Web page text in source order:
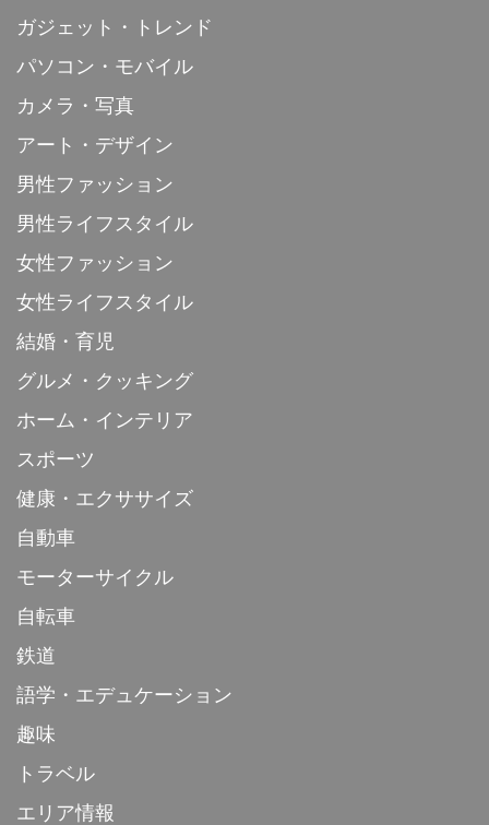
ガジェット・トレンド
パソコン・モバイル
カメラ・写真
アート・デザイン
男性ファッション
男性ライフスタイル
女性ファッション
女性ライフスタイル
結婚・育児
グルメ・クッキング
ホーム・インテリア
スポーツ
健康・エクササイズ
自動車
モーターサイクル
自転車
鉄道
語学・エデュケーション
趣味
トラベル
エリア情報